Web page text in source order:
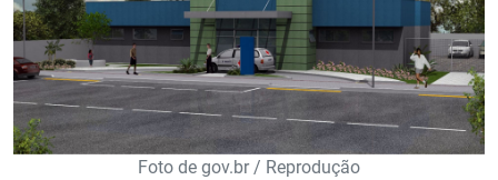
Foto de gov.br / Reprodução